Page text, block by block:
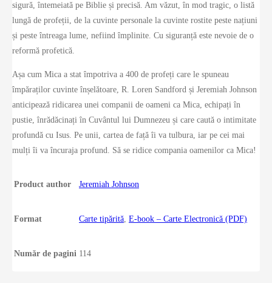
sigură, întemeiată pe Biblie și precisă. Am văzut, în mod tragic, o listă
lungă de profeții, de la cuvinte personale la cuvinte rostite peste națiuni
și peste întreaga lume, nefiind împlinite. Cu siguranță este nevoie de o
reformă profetică.
Așa cum Mica a stat împotriva a 400 de profeți care le spuneau
împăraților cuvinte înșelătoare, R. Loren Sandford și Jeremiah Johnson
anticipează ridicarea unei companii de oameni ca Mica, echipați în
pustie, înrădăcinați în Cuvântul lui Dumnezeu și care caută o intimitate
profundă cu Isus. Pe unii, cartea de față îi va tulbura, iar pe cei mai
mulți îi va încuraja profund. Să se ridice compania oamenilor ca Mica!
Product author Jeremiah Johnson
Format Carte tipărită, E-book – Carte Electronică (PDF)
Număr de pagini 114